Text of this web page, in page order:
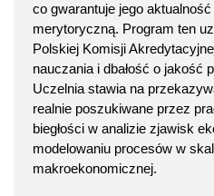
co gwarantuje jego
merytoryczną. Program ten
Polskiej Komisji
nauczania i dbałość o jakość
Uczelnia stawia na
realnie poszukiwane przez
biegłości w analizie zjawisk
modelowaniu procesów w
makroekonomicznej.